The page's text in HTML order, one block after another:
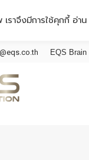
EQS Brain
เราจึงมีการใช้คุกกี้ อ่าน